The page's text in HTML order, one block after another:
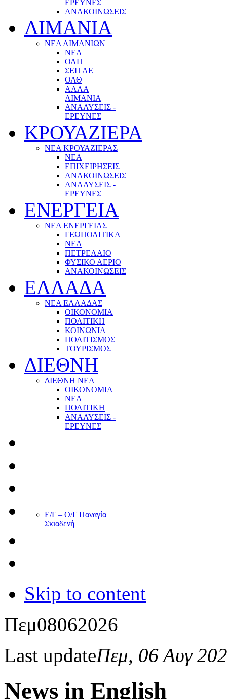
ΕΡΕΥΝΕΣ
ΑΝΑΚΟΙΝΩΣΕΙΣ
ΛΙΜΑΝΙΑ
ΝΕΑ ΛΙΜΑΝΙΩΝ
ΝΕΑ
ΟΛΠ
ΣΕΠ ΑΕ
ΟΛΘ
ΑΛΛΑ
ΛΙΜΑΝΙΑ
ΑΝΑΛΥΣΕΙΣ -
ΕΡΕΥΝΕΣ
ΚΡΟΥΑΖΙΕΡΑ
ΝΕΑ ΚΡΟΥΑΖΙΕΡΑΣ
NEA
ΕΠΙΧΕΙΡΗΣΕΙΣ
ΑΝΑΚΟΙΝΩΣΕΙΣ
ΑΝΑΛΥΣΕΙΣ -
ΕΡΕΥΝΕΣ
ΕΝΕΡΓΕΙΑ
ΝΕΑ ΕΝΕΡΓΕΙΑΣ
ΓΕΩΠΟΛΙΤΙΚΑ
ΝΕΑ
ΠΕΤΡΕΛΑΙΟ
ΦΥΣΙΚΟ ΑΕΡΙΟ
ΑΝΑΚΟΙΝΩΣΕΙΣ
ΕΛΛΑΔΑ
ΝΕΑ ΕΛΛΑΔΑΣ
ΟΙΚΟΝΟΜΙΑ
ΠΟΛΙΤΙΚΗ
ΚΟΙΝΩΝΙΑ
ΠΟΛΙΤΙΣΜΟΣ
ΤΟΥΡΙΣΜΟΣ
ΔΙΕΘΝΗ
ΔΙΕΘΝΗ ΝΕΑ
ΟΙΚΟΝΟΜΙΑ
ΝΕΑ
ΠΟΛΙΤΙΚΗ
ΑΝΑΛΥΣΕΙΣ -
ΕΡΕΥΝΕΣ
Ε/Γ – Ο/Γ Παναγία
Σκιαδενή
Skip to content
Πεμ08062026
Last updateΠεμ, 06 Αυγ
News in English